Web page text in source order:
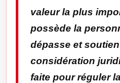
valeur la plus
possède la
dépasse et
considération
faite pour réguler